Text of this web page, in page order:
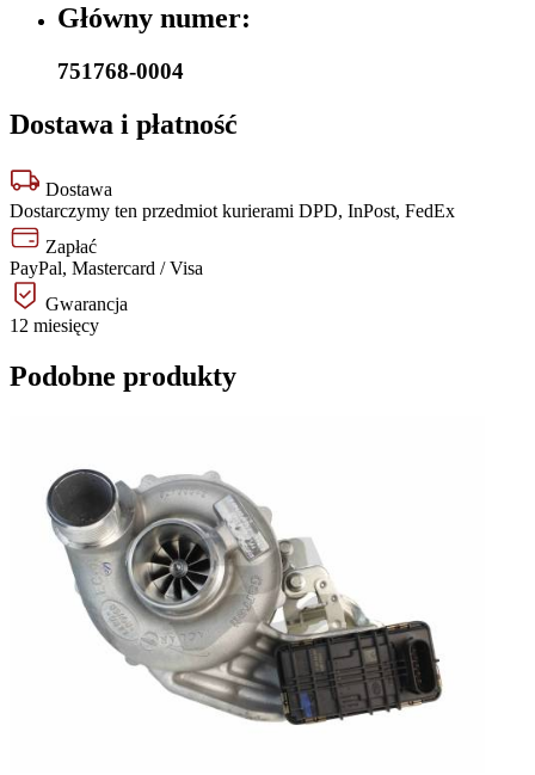
Główny numer:
751768-0004
Dostawa i płatność
Dostawa
Dostarczymy ten przedmiot kurierami DPD, InPost, FedEx
Zapłać
PayPal, Mastercard / Visa
Gwarancja
12 miesięcy
Podobne produkty